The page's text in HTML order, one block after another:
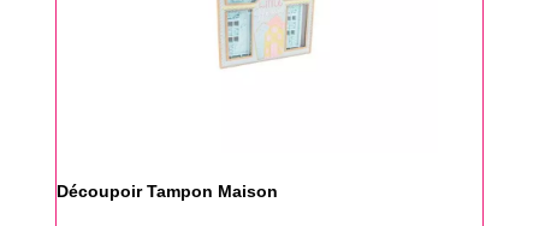
Découpoir Tampon Maison